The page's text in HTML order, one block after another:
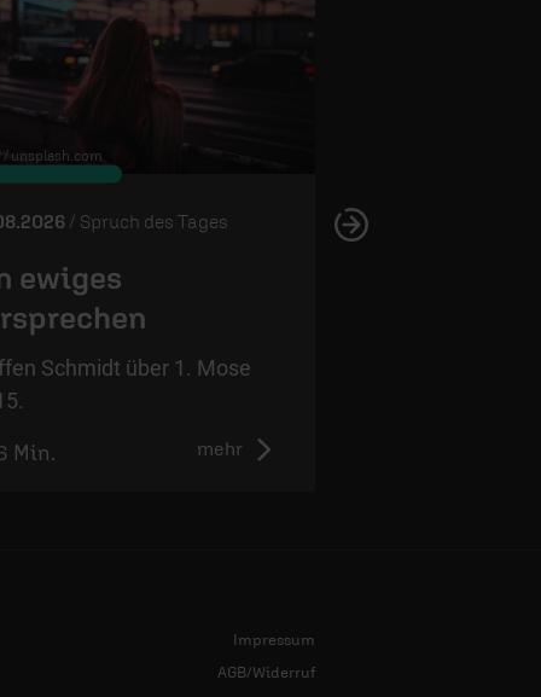
/unsplash.com
/ Spruch des Tages
ewiges
Schmidt über 1. Mose
mehr
Min.
05.08.2026
Impressum
AGB/Widerruf